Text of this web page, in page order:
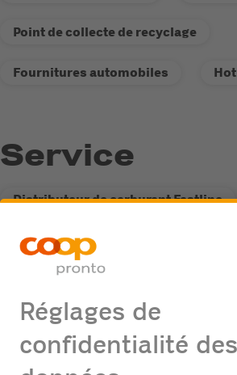
Point de collecte de recyclage
Fournitures automobiles
Service
Distributeur de carburant Fastline
Possibilité de passage de camions
Offres